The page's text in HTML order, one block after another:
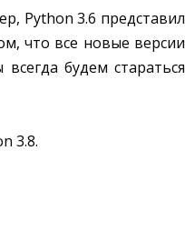
Python 3.6 представил
что все новые версии
будем стараться
3.8.